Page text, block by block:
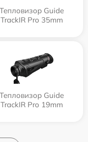
Тепловизор Guide
TrackIR Pro 35mm
Тепловизор Guide
TrackIR Pro 19mm